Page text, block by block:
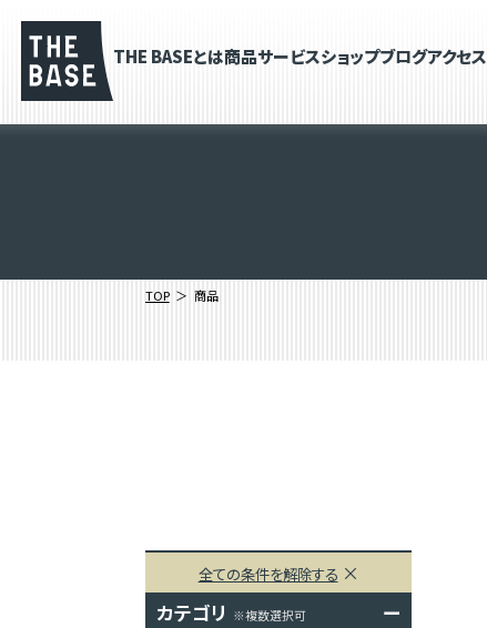
THE BASEとは商品サービスショップブログアクセス
TOP 商品
全ての条件を解除する
カテゴリ ※複数選択可 ー